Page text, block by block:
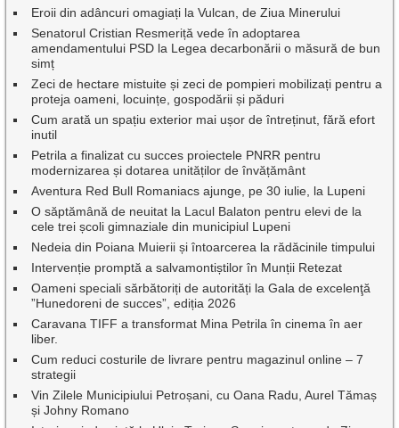
Eroii din adâncuri omagiați la Vulcan, de Ziua Minerului
Senatorul Cristian Resmeriță vede în adoptarea
amendamentului PSD la Legea decarbonării o măsură de bun
simț
Zeci de hectare mistuite și zeci de pompieri mobilizați pentru a
proteja oameni, locuințe, gospodării și păduri
Cum arată un spațiu exterior mai ușor de întreținut, fără efort
inutil
Petrila a finalizat cu succes proiectele PNRR pentru
modernizarea și dotarea unităților de învățământ
Aventura Red Bull Romaniacs ajunge, pe 30 iulie, la Lupeni
O săptămână de neuitat la Lacul Balaton pentru elevi de la
cele trei școli gimnaziale din municipiul Lupeni
Nedeia din Poiana Muierii și întoarcerea la rădăcinile timpului
Intervenție promptă a salvamontiștilor în Munții Retezat
Oameni speciali sărbătoriți de autorități la Gala de excelenţă
”Hunedoreni de succes”, ediția 2026
Caravana TIFF a transformat Mina Petrila în cinema în aer
liber.
Cum reduci costurile de livrare pentru magazinul online – 7
strategii
Vin Zilele Municipiului Petroșani, cu Oana Radu, Aurel Tămaș
și Johny Romano